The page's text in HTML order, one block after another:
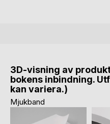
3D-visning av
bokens inbindning.
kan variera.)
Mjukband